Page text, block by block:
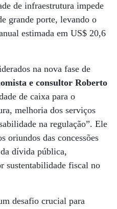
de infraestrutura impede
grande porte, levando o
estimada em US$ 20,6
na nova fase de
e consultor Roberto
de caixa para o
melhoria dos serviços
na regulação”. Ele
oriundos das concessões
dívida pública,
sustentabilidade fiscal no
desafio crucial para